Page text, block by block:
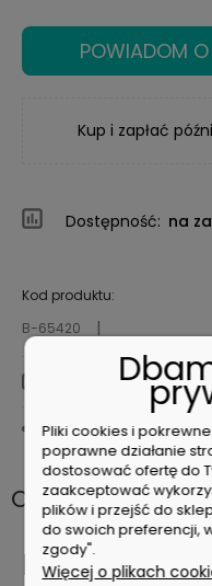
POWIADOM
Kup i zapłać
Dostępność: na
Kod produktu:
B-65420
zapytaj o produkt
poleć znajomemu
Opis
MAKITA B-
Pliki cookies i
poprawne działanie
dostosować ofertę do
zaakceptować
plików i przejść do
do swoich preferencji,
zgody".
Więcej o plikach